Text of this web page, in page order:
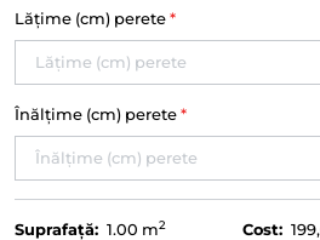
Lățime (cm) perete *
Înălțime (cm) perete *
Suprafață: 1.00 m2 Cost: